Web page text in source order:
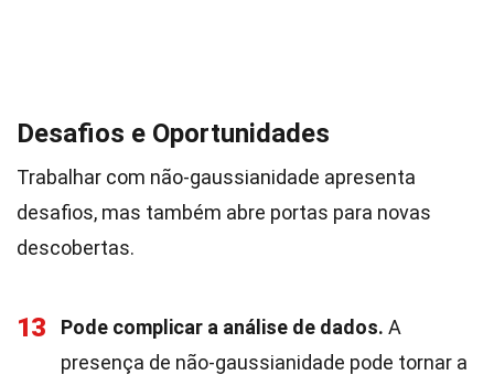
Desafios e Oportunidades
Trabalhar com não-gaussianidade apresenta
desafios, mas também abre portas para novas
descobertas.
13 Pode complicar a análise de dados. A
presença de não-gaussianidade pode tornar a